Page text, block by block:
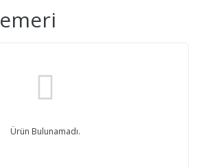
Ürün Bulunamadı.